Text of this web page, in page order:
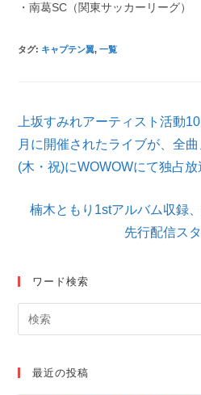
・南葛SC（関東サッカーリーグ）
タグ: キャプテン翼, 一覧
そ
の
他
の
記
上坂すみれアーティスト活動
月に開催されたライブが、全
(木・祝)にWOWOWにて独占放
楠木ともり1stアルバム収録
先行配信ス
ワード検索
最近の投稿